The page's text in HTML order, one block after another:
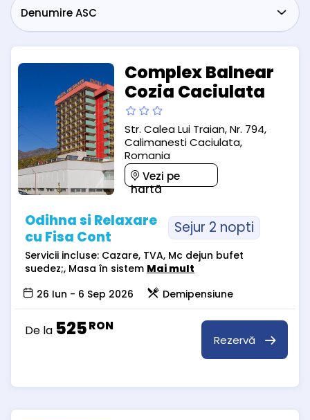
Complex Balnear
Cozia Caciulata
Str. Calea Lui Traian, Nr. 794,
Calimanesti Caciulata,
Romania
Vezi pe
hartă
Odihna si Relaxare
cu Fisa Cont
Sejur 2 nopti
Servicii incluse: Cazare, TVA, Mc dejun bufet
suedez;, Masa în sistem Mai mult
26 Iun - 6 Sep 2026
Demipensiune
De la 525RON
Rezervă